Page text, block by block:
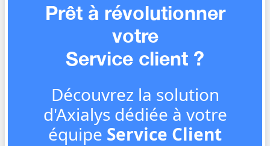
Prêt à révolutionner
votre
Service client ?
Découvrez la solution
d'Axialys dédiée à votre
équipe Service Client